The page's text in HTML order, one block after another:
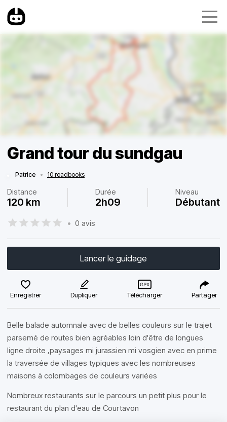
Grand tour du sundgau
Patrice • 10 roadbooks
Distance
120 km
Durée
2h09
Niveau
Débutant
• 0 avis
Lancer le guidage
Enregistrer Dupliquer Télécharger Partager
Belle balade automnale avec de belles couleurs sur le trajet
parsemé de routes bien agréables loin d'être de longues
ligne droite ,paysages mi jurassien mi vosgien avec en prime
la traversée de villages typiques avec les nombreuses
maisons à colombages de couleurs variées
Nombreux restaurants sur le parcours un petit plus pour le
restaurant du plan d'eau de Courtavon